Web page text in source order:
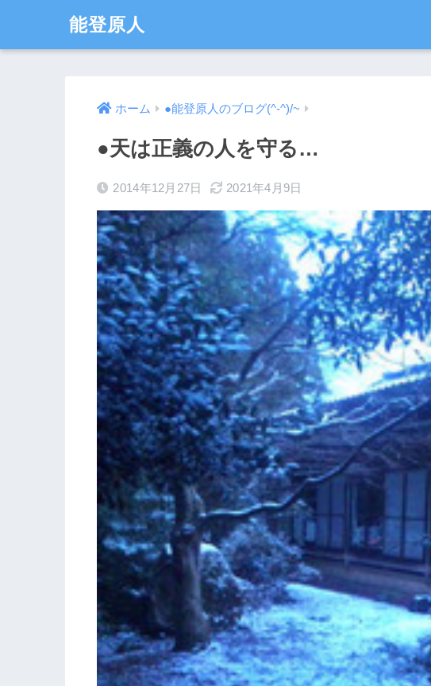
能登原人
ホーム ●能登原人のブログ(^-^)/~
●天は正義の人を守る…
2014年12月27日 2021年4月9日